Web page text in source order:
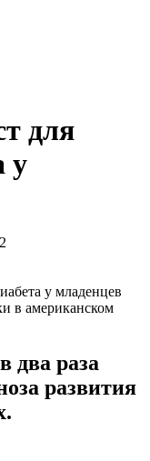
для
у
в американском
два раза
развития